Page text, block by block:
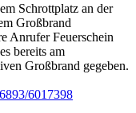
Schrottplatz an der
Großbrand
Anrufer Feuerschein
bereits am
Großbrand gegeben.
6017398